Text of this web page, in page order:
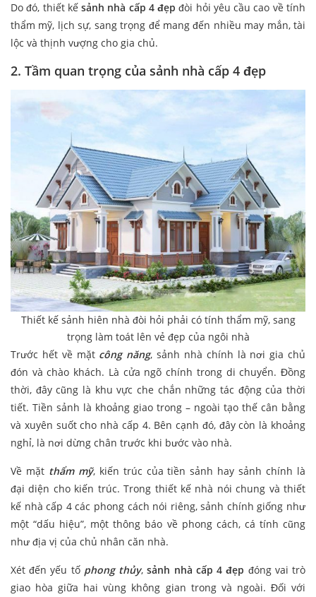
Do đó, thiết kếsảnh nhà cấp 4 đẹp đòi hỏi yêu cầu cao về tính
thẩm mỹ, lịch sự, sang trọng để mang đến nhiều may mắn, tài
lộc và thịnh vượng cho gia chủ.
2. Tầm quan trọng của sảnh nhà cấp 4 đẹp
Thiết kế sảnh hiên nhà đòi hỏi phải có tính thẩm mỹ, sang
trọng làm toát lên vẻ đẹp của ngôi nhà
Trước hết về mặt công năng, sảnh nhà chính là nơi gia chủ
đón và chào khách. Là cửa ngõ chính trong di chuyển. Đồng
thời, đây cũng là khu vực che chắn những tác động của thời
tiết. Tiền sảnh là khoảng giao trong – ngoài tạo thế cân bằng
và xuyên suốt cho nhà cấp 4. Bên cạnh đó, đây còn là khoảng
nghỉ, là nơi dừng chân trước khi bước vào nhà.
Về mặt thẩm mỹ, kiến trúc của tiền sảnh hay sảnh chính là
đại diện cho kiến trúc. Trong thiết kế nhà nói chung và thiết
kế nhà cấp 4 các phong cách nói riêng, sảnh chính giống như
một “dấu hiệu”, một thông báo về phong cách, cá tính cũng
như địa vị của chủ nhân căn nhà.
Xét đến yếu tố phong thủy,sảnh nhà cấp 4 đẹp đóng vai trò
giao hòa giữa hai vùng không gian trong và ngoài. Đối với